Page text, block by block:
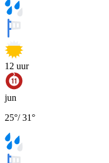
12 uur
jun
25°/31°